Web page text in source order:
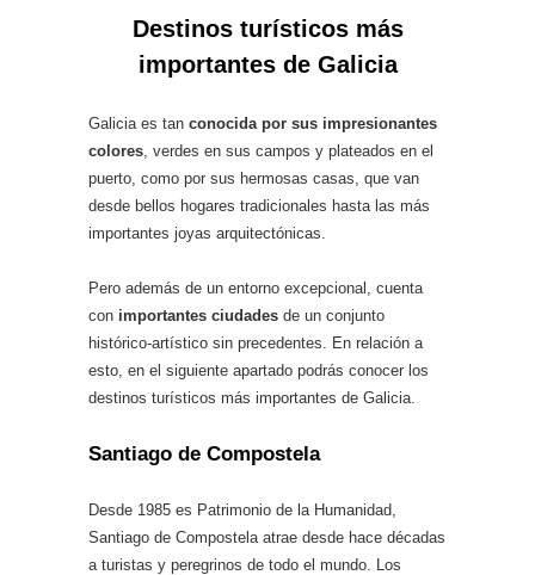
Destinos turísticos más
importantes de Galicia
Galicia es tan conocida por sus impresionantes
colores , verdes en sus campos y plateados en el
puerto, como por sus hermosas casas, que van
desde bellos hogares tradicionales hasta las más
importantes joyas arquitectónicas.
Pero además de un entorno excepcional, cuenta
con importantes ciudades de un conjunto
histórico-artístico sin precedentes. En relación a
esto, en el siguiente apartado podrás conocer los
destinos turísticos más importantes de Galicia.
Santiago de Compostela
Desde 1985 es Patrimonio de la Humanidad,
Santiago de Compostela atrae desde hace décadas
a turistas y peregrinos de todo el mundo. Los